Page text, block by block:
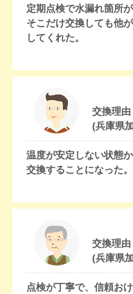
定期点検で水漏れ箇所
そこだけ交換しても他
してくれた。
交換理由
(兵庫県
温度が安定しない状態
交換することになった。
交換理由
(兵庫県
点検が丁寧で、信頼おけ